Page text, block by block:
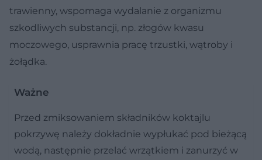
trawienny, wspomaga wydalanie z organizmu
szkodliwych substancji, np. złogów kwasu
moczowego, usprawnia pracę trzustki, wątroby i
żołądka.
Ważne
Przed zmiksowaniem składników koktajlu
pokrzywę należy dokładnie wypłukać pod bieżącą
wodą, następnie przelać wrzątkiem i zanurzyć w